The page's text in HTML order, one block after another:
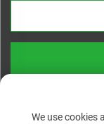
We use cookies